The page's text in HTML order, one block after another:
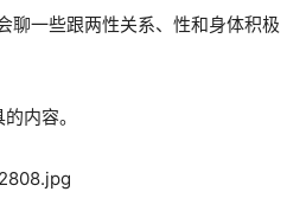
聊一些跟两性关系、性和身体积极
内容。